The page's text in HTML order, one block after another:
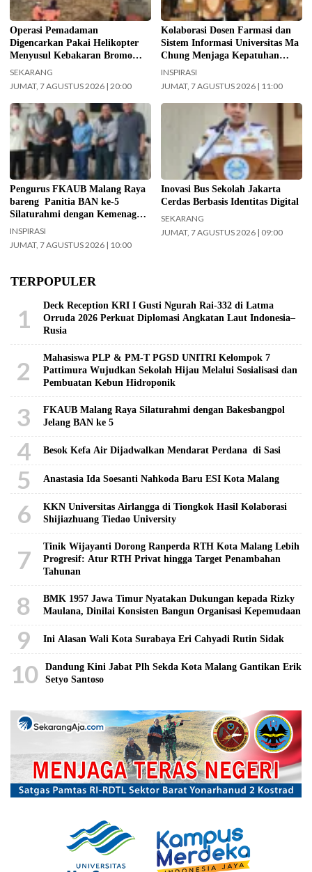
hari ini. (Foto: BPBD Kabupaten
Malang).
Operasi Pemadaman
Digencarkan Pakai Helikopter
Menyusul Kebakaran Bromo
Meluas ke Arah Bukit B 29
SEKARANG
JUMAT, 7 AGUSTUS 2026 | 20:00
Pengabdian Masyarakat Dosen.
(Foto: ist)
Kolaborasi Dosen Farmasi dan
Sistem Informasi Universitas Ma
Chung Menjaga Kepatuhan
Pasien Diabetes
INSPIRASI
JUMAT, 7 AGUSTUS 2026 | 11:00
Jajaran Pengurus FKAUB Malang
beserta perwakilan panitia
pelaksana Barikan Anak Nusantara
(BAN) Ke – 5 silaturahmi dengan
Yayasan Masjid Agung Jami Kota
Malang. Selain itu juga silaturahmi
dengan jajaran Kantor
Kementerian Agama (Kemenag)
Kabupaten Malang. (Foto: ist)
Pengurus FKAUB Malang Raya
bareng Panitia BAN ke-5
Silaturahmi dengan Kemenag
Kabupaten Malang dan Yayasan
INSPIRASI
JUMAT, 7 AGUSTUS 2026 | 10:00
Kepala UPAS Dishub DKI Jakarta,
Koharudin. (Foto: Nugroho Sejati-
beritajakarta.id)
Inovasi Bus Sekolah Jakarta
Cerdas Berbasis Identitas Digital
SEKARANG
JUMAT, 7 AGUSTUS 2026 | 09:00
TERPOPULER
1
Deck Reception KRI I Gusti Ngurah Rai-332 di Latma
Orruda 2026 Perkuat Diplomasi Angkatan Laut Indonesia–
Rusia
2
Mahasiswa PLP & PM-T PGSD UNITRI Kelompok 7
Pattimura Wujudkan Sekolah Hijau Melalui Sosialisasi dan
Pembuatan Kebun Hidroponik
3
FKAUB Malang Raya Silaturahmi dengan Bakesbangpol
Jelang BAN ke 5
4 Besok Kefa Air Dijadwalkan Mendarat Perdana di Sasi
5 Anastasia Ida Soesanti Nahkoda Baru ESI Kota Malang
6
KKN Universitas Airlangga di Tiongkok Hasil Kolaborasi ​
Shijiazhuang Tiedao University
7
Tinik Wijayanti Dorong Ranperda RTH Kota Malang Lebih
Progresif: Atur RTH Privat hingga Target Penambahan
Tahunan
8
BMK 1957 Jawa Timur Nyatakan Dukungan kepada Rizky
Maulana, Dinilai Konsisten Bangun Organisasi Kepemudaan
9 Ini Alasan Wali Kota Surabaya Eri Cahyadi Rutin Sidak
10
Dandung Kini Jabat Plh Sekda Kota Malang Gantikan Erik
Setyo Santoso